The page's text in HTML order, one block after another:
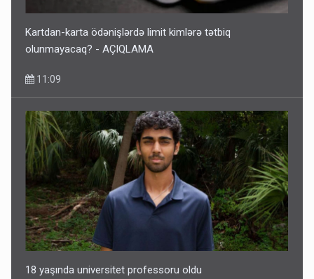
Rusiya Azərbaycan vətədaşlarını deport etdi
5 Avqust 11:53
Kartdan-karta ödənişlərdə limit kimlərə tətbiq
olunmayacaq? - AÇIQLAMA
11:09
18 yaşında universitet professoru oldu